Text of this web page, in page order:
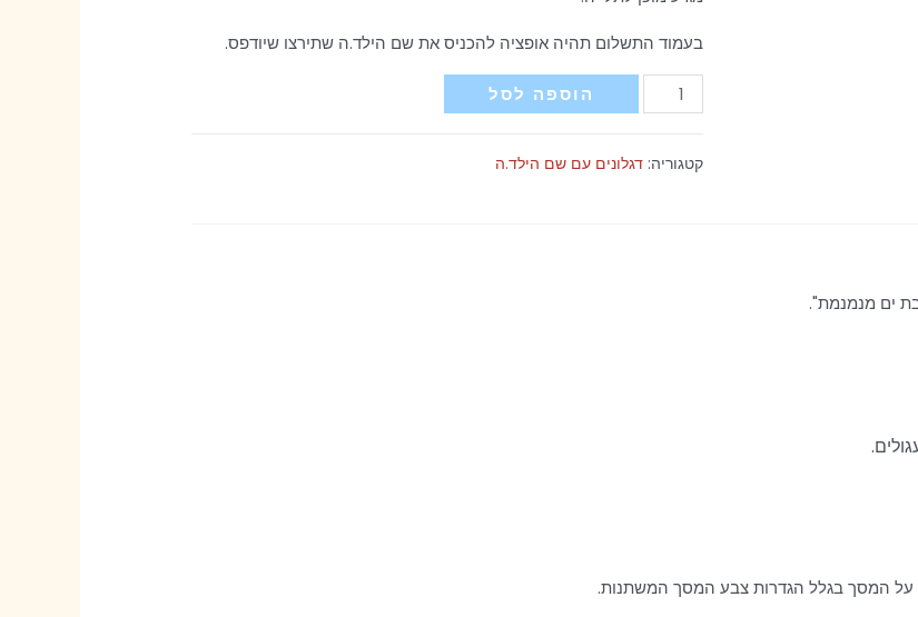
בעמוד התשלום תהיה אופציה להכניס את שם הילד.ה שתירצו שיודפס.
כמות
של
עם
הוספה לסל
קטגוריה: דגלונים עם שם הילד.ה
ים מנמנמת".
על המסך בגלל הגדרות צבע המסך המשתנות.